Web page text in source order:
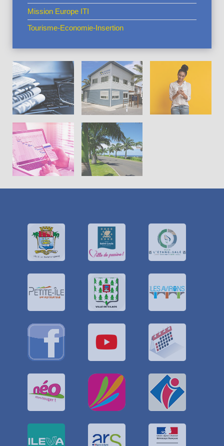
Mission Europe ITI
Tourisme-Economie-Insertion
Actus en
vedette
La CIVIS Pratiques
Projets
Cadre de
vie